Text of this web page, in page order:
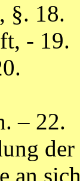
§. 18.
- 19.
– 22.
der
an